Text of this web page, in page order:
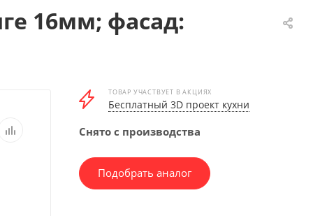
16мм; фасад:
ТОВАР УЧАСТВУЕТ В АКЦИЯХ
Бесплатный 3D проект кухни
Снято с производства
Подобрать аналог